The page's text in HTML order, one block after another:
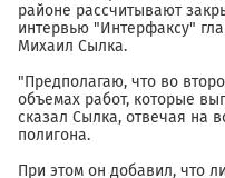
районе рассчитывают
интервью "Интерфаксу"
Михаил Сылка.
"Предполагаю, что во
объемах работ, которые
сказал Сылка, отвечая на
полигона.
При этом он добавил, что